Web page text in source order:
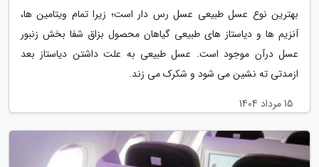
بهترین نوع عسل طبیعی عسل رس دار است؛ زیرا تمام ویتامین ها،
آنزیم ها و دیاستاز های طبیعی گیاهان محصول بزاق شفا بخش زنبور
عسل درآن موجود است. عسل طبیعی به علت داشتن دیاستاز بعد
ازمدتی ته نشین می شود و شکرک می زند.
15 مرداد 1404